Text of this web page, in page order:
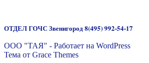
ОТДЕЛ ГОЧС Звенигород 8(495) 992-54-17
ООО "ТАЯ" - Работает на WordPress
Тема от Grace Themes